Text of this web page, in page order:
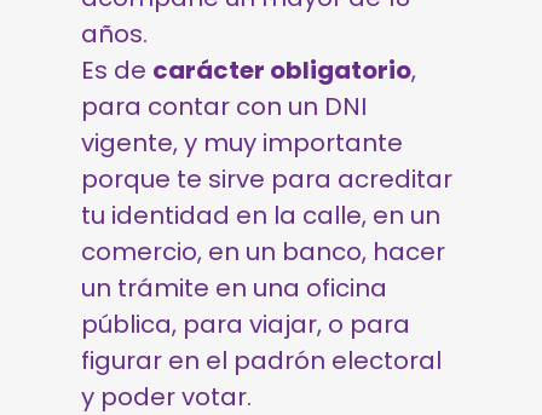
años.
Es de carácter obligatorio,
para contar con un DNI
vigente, y muy importante
porque te sirve para acreditar
tu identidad en la calle, en un
comercio, en un banco, hacer
un trámite en una oficina
pública, para viajar, o para
figurar en el padrón electoral
y poder votar.